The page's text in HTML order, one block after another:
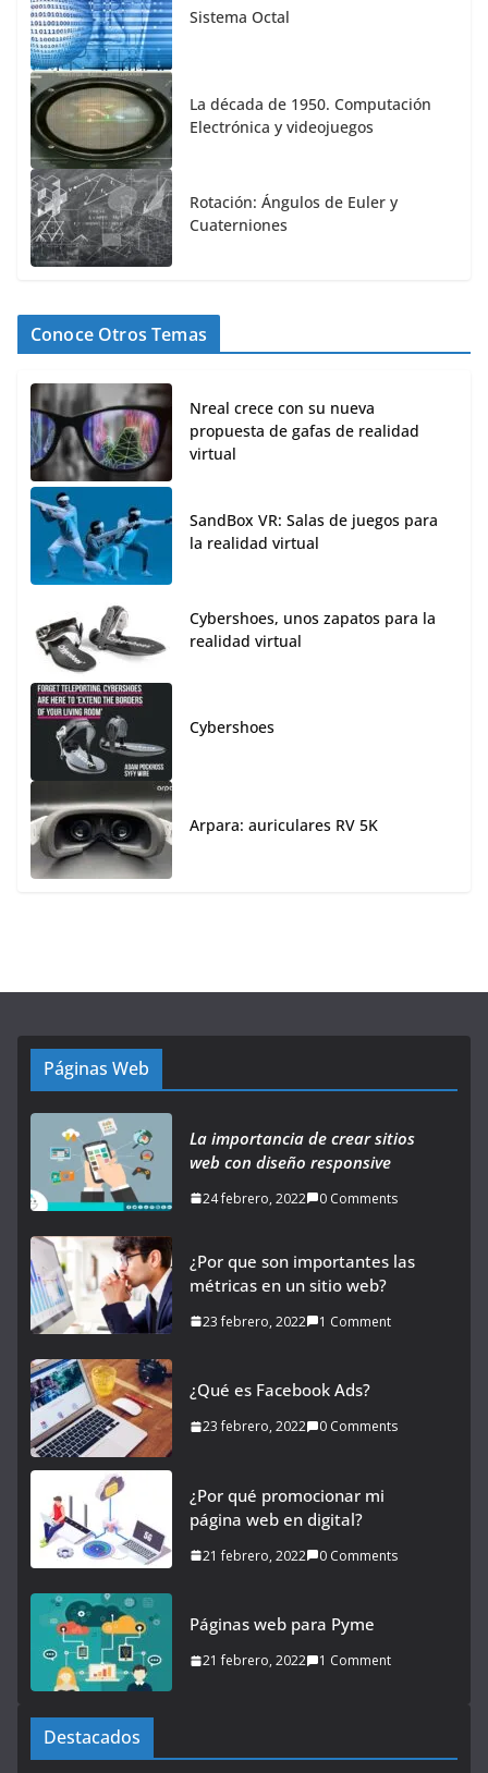
Sistema Octal
La década de 1950. Computación
Electrónica y videojuegos
Rotación: Ángulos de Euler y
Cuaterniones
Conoce Otros Temas
Nreal crece con su nueva
propuesta de gafas de realidad
virtual
SandBox VR: Salas de juegos para
la realidad virtual
Cybershoes, unos zapatos para la
realidad virtual
Cybershoes
Arpara: auriculares RV 5K
Páginas Web
La importancia de crear sitios
web con diseño responsive
24 febrero, 2022 0 Comments
¿Por que son importantes las
métricas en un sitio web?
23 febrero, 2022 1 Comment
¿Qué es Facebook Ads?
23 febrero, 2022 0 Comments
¿Por qué promocionar mi
página web en digital?
21 febrero, 2022 0 Comments
Páginas web para Pyme
21 febrero, 2022 1 Comment
Destacados